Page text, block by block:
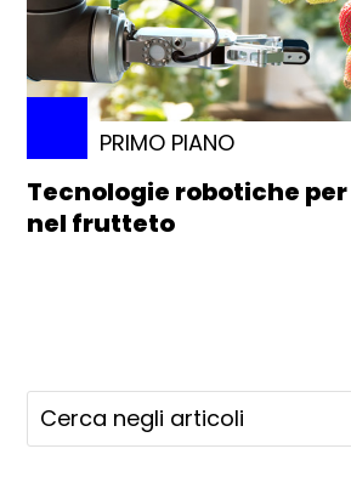
PRIMO PIANO
Tecnologie robotiche
nel frutteto